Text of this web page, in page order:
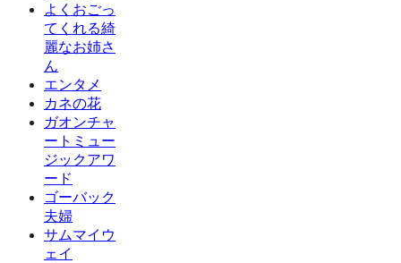
よくおごっ
てくれる綺
麗なお姉さ
ん
エンタメ
カネの花
ガオンチャ
ートミュー
ジックアワ
ード
ゴーバック
夫婦
サムマイウ
ェイ